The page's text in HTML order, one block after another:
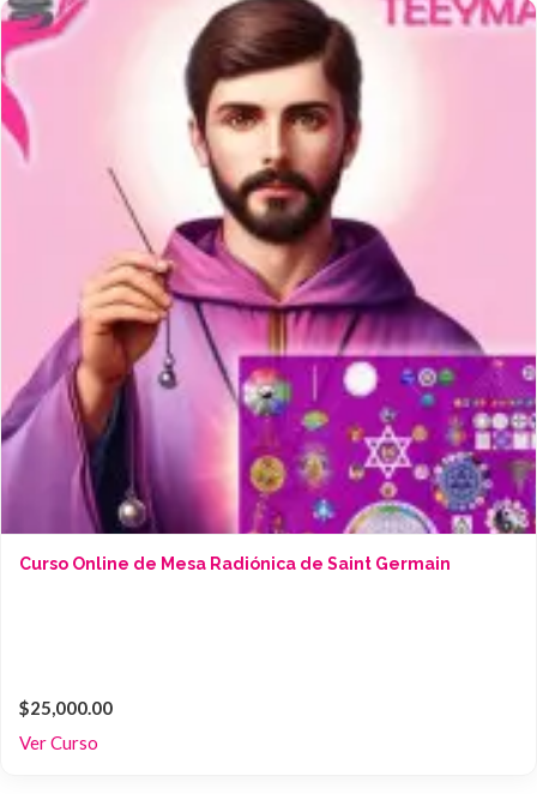
Curso Online de Mesa Radiónica de Saint Germain
$25,000.00
Ver Curso